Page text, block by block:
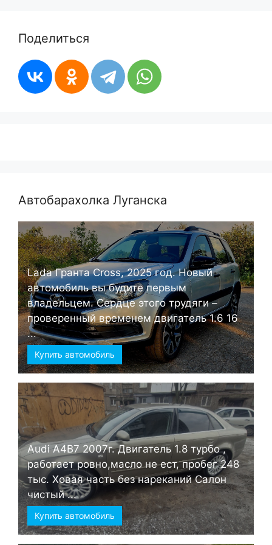
Поделиться
Автобарахолка Луганска
Lada Гранта Cross, 2025 год. Новый
автомобиль вы будите первым
владельцем. Сердце этого трудяги –
проверенный временем двигатель 1.6 16
...
Купить автомобиль
Audi А4B7 2007г. Двигатель 1.8 турбо ,
работает ровно,масло не ест, пробег 248
тыс. Ховая часть без нареканий Салон
чистый ...
Купить автомобиль